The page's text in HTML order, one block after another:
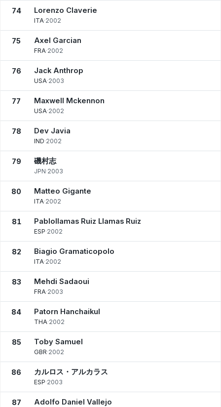
74 Lorenzo Claverie
ITA·2002
75 Axel Garcian
FRA·2002
76 Jack Anthrop
USA·2003
77 Maxwell Mckennon
USA·2002
78 Dev Javia
IND·2002
79 磯村志
JPN·2003
80 Matteo Gigante
ITA·2002
81 Pablollamas Ruiz Llamas Ruiz
ESP·2002
82 Biagio Gramaticopolo
ITA·2002
83 Mehdi Sadaoui
FRA·2003
84 Patorn Hanchaikul
THA·2002
85 Toby Samuel
GBR·2002
86 カルロス・アルカラス
ESP·2003
87 Adolfo Daniel Vallejo